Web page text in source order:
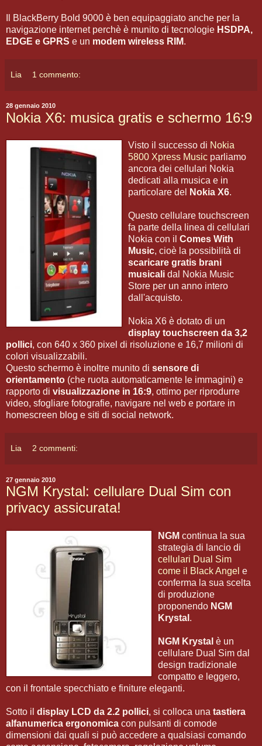
Il BlackBerry Bold 9000 è ben equipaggiato anche per la
navigazione internet perchè è munito di tecnologie HSDPA,
EDGE e GPRS e un modem wireless RIM.
Lia 1 commento:
28 gennaio 2010
Nokia X6: musica gratis e schermo 16:9
Visto il successo di Nokia
5800 Xpress Music parliamo
ancora dei cellulari Nokia
dedicati alla musica e in
particolare del
Nokia X6.
Questo cellulare touchscreen
fa parte della linea di cellulari
Nokia con il Comes With
Music, cioè la possibilità di
scaricare gratis brani
musicali dal Nokia Music
Store per un anno intero
dall'acquisto.
Nokia X6 è dotato di un
display touchscreen da 3,2
pollici, con 640 x 360 pixel di risoluzione e 16,7 milioni di
colori visualizzabili.
Questo schermo è inoltre munito di sensore di
orientamento (che ruota automaticamente le immagini) e
rapporto di visualizzazione in 16:9, ottimo per riprodurre
video, sfogliare fotografie, navigare nel web e portare in
homescreen blog e siti di social network.
Lia 2 commenti:
27 gennaio 2010
NGM Krystal: cellulare Dual Sim con
privacy assicurata!
NGM continua la sua
strategia di lancio di
cellulari Dual Sim
come il Black Angel e
conferma la sua scelta
di produzione
proponendo NGM
Krystal .
NGM Krystal è un
cellulare Dual Sim dal
design tradizionale
compatto e leggero,
con il frontale specchiato e finiture eleganti.
Sotto il display LCD da 2.2 pollici, si colloca una tastiera
alfanumerica ergonomica con pulsanti di comode
dimensioni dai quali si può accedere a qualsiasi comando